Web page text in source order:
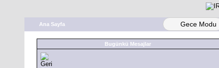
Ana Sayfa Gece Modu
Bugünkü Mesajlar